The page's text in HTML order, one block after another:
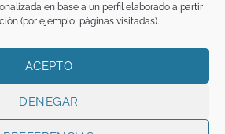
en base a un perfil elaborado a partir
(por ejemplo, páginas visitadas).
ACEPTO
DENEGAR
Y CONDICIONES
es titular de los derechos de propiedad